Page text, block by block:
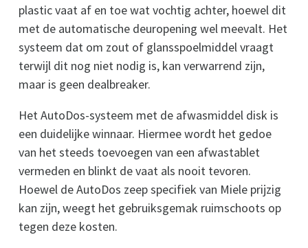
plastic vaat af en toe wat vochtig achter, hoewel dit
met de automatische deuropening wel meevalt. Het
systeem dat om zout of glansspoelmiddel vraagt
terwijl dit nog niet nodig is, kan verwarrend zijn,
maar is geen dealbreaker.
Het AutoDos-systeem met de afwasmiddel disk is
een duidelijke winnaar. Hiermee wordt het gedoe
van het steeds toevoegen van een afwastablet
vermeden en blinkt de vaat als nooit tevoren.
Hoewel de AutoDos zeep specifiek van Miele prijzig
kan zijn, weegt het gebruiksgemak ruimschoots op
tegen deze kosten.